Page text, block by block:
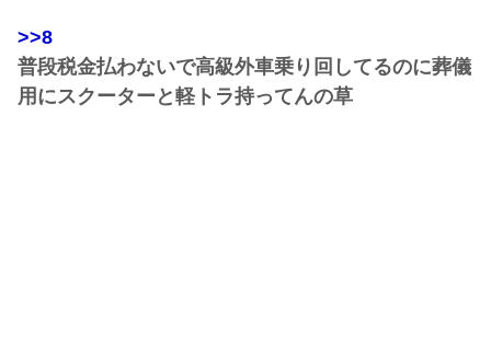
>>8
普段税金払わないで高級外車乗り回してるのに葬儀
用にスクーターと軽トラ持ってんの草